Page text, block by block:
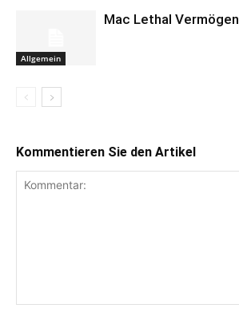
Allgemein
Mac Lethal Vermögen
Kommentieren Sie den Artikel